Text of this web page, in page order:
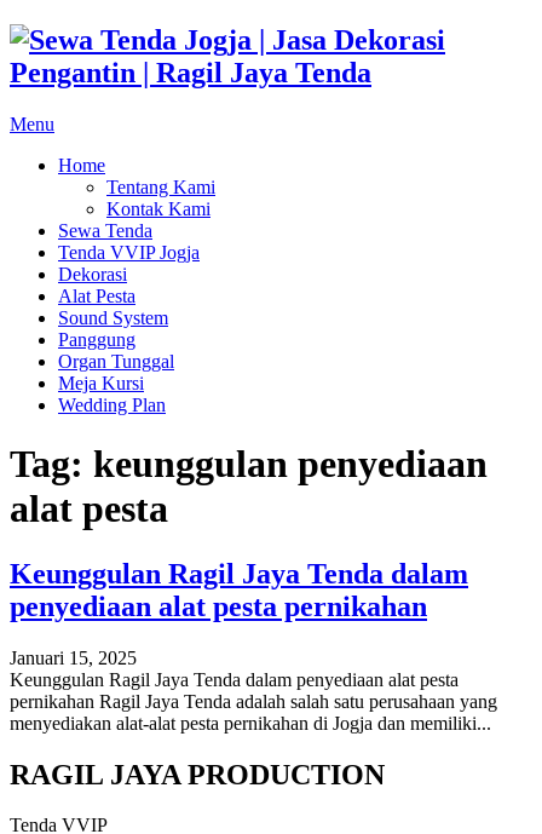
Skip
content
Menu
Home
Tentang Kami
Kontak Kami
Sewa Tenda
Tenda VVIP Jogja
Dekorasi
Alat Pesta
Sound System
Panggung
Organ Tunggal
Meja Kursi
Wedding Plan
Tag: keunggulan penyediaan
alat pesta
Keunggulan Ragil Jaya Tenda dalam
penyediaan alat pesta pernikahan
Januari 15, 2025
Keunggulan Ragil Jaya Tenda dalam penyediaan alat pesta
pernikahan Ragil Jaya Tenda adalah salah satu perusahaan yang
menyediakan alat-alat pesta pernikahan di Jogja dan memiliki...
RAGIL JAYA PRODUCTION
Tenda VVIP